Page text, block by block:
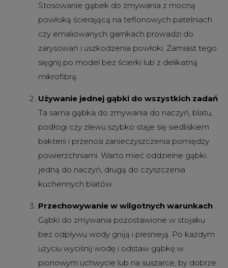
Stosowanie gąbek do zmywania z mocną
powłoką ścierającą na teflonowych patelniach
czy emaliowanych garnkach prowadzi do
zarysowań i uszkodzenia powłoki. Zamiast tego
sięgnij po model bez ścierki lub z delikatną
mikrofibrą.
Używanie jednej gąbki do wszystkich zadań
Ta sama gąbka do zmywania do naczyń, blatu,
podłogi czy zlewu szybko staje się siedliskiem
bakterii i przenosi zanieczyszczenia pomiędzy
powierzchniami. Warto mieć oddzielne gąbki:
jedną do naczyń, drugą do czyszczenia
kuchennych blatów.
Przechowywanie w wilgotnych warunkach
Gąbki do zmywania pozostawione w stojaku
bez odpływu wody gniją i pleśnieją. Po każdym
użyciu wyciśnij wodę i odstaw gąbkę w
pionowym uchwycie lub na suszarce, by dobrze